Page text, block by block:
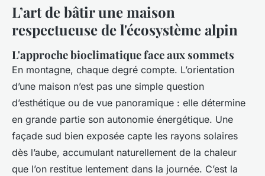
L’art de bâtir une maison
respectueuse de l'écosystème alpin
L'approche bioclimatique face aux sommets
En montagne, chaque degré compte. L’orientation
d’une maison n’est pas une simple question
d’esthétique ou de vue panoramique : elle détermine
en grande partie son autonomie énergétique. Une
façade sud bien exposée capte les rayons solaires
dès l’aube, accumulant naturellement de la chaleur
que l’on restitue lentement dans la journée. C’est la